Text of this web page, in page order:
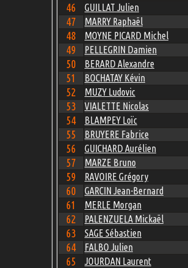
46 GUILLAT Julien
47 MARRY Raphaël
48 MOYNE PICARD Michel
49 PELLEGRIN Damien
50 BERARD Alexandre
51 BOCHATAY Kévin
52 MUZY Ludovic
53 VIALETTE Nicolas
54 BLAMPEY Loïc
55 BRUYERE Fabrice
56 GUICHARD Aurélien
57 MARZE Bruno
59 RAVOIRE Grégory
60 GARCIN Jean-Bernard
61 MERLE Morgan
62 PALENZUELA Mickaël
63 SAGE Sébastien
64 FALBO Julien
65 JOURDAN Laurent